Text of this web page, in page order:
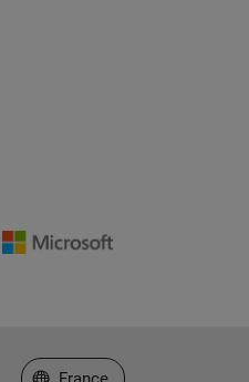
Sélectionner un site web